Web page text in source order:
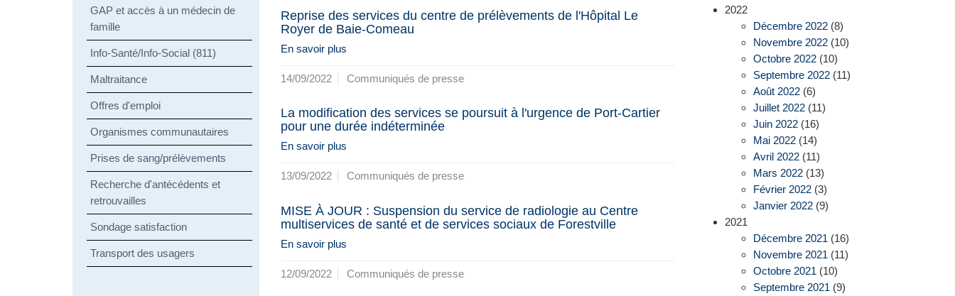
GAP et accès à un médecin de
famille
Info-Santé/Info-Social (811)
Maltraitance
Offres d'emploi
Organismes communautaires
Prises de sang/prélèvements
Recherche d'antécédents et
retrouvailles
Sondage satisfaction
Transport des usagers
Reprise des services du centre de prélèvements de l'Hôpital Le
Royer de Baie-Comeau
En savoir plus
14/09/2022 Communiqués de presse
La modification des services se poursuit à l'urgence de Port-Cartier
pour une durée indéterminée
En savoir plus
13/09/2022 Communiqués de presse
MISE À JOUR : Suspension du service de radiologie au Centre
multiservices de santé et de services sociaux de Forestville
En savoir plus
12/09/2022 Communiqués de presse
2022
Décembre 2022(8)
Novembre 2022(10)
Octobre 2022(10)
Septembre 2022(11)
Août 2022(6)
Juillet 2022(11)
Juin 2022(16)
Mai 2022(14)
Avril 2022(11)
Mars 2022(13)
Février 2022(3)
Janvier 2022(9)
2021
Décembre 2021 (16)
Novembre 2021 (11)
Octobre 2021 (10)
Septembre 2021 (9)